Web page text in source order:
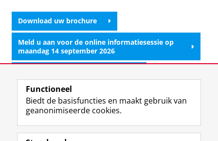
Download uw brochure
Meld u aan voor de online informatiesessie op
maandag 14 september 2026
Bel of e-mail voor meer informatie
Functioneel
Biedt de basisfuncties en maakt gebruik van
geanonimiseerde cookies.